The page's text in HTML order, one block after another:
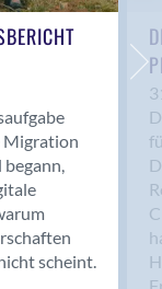
Migration
begann,
scheint.